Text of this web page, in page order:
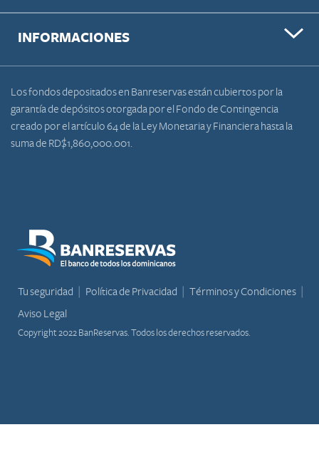
INFORMACIONES
Los fondos depositados en Banreservas están cubiertos por la
garantía de depósitos otorgada por el Fondo de Contingencia
creado por el artículo 64 de la Ley Monetaria y Financiera hasta la
suma de RD$1,860,000.001.
Tu seguridad Política de Privacidad
Términos y Condiciones
Aviso Legal
Copyright 2022 BanReservas. Todos los derechos reservados.